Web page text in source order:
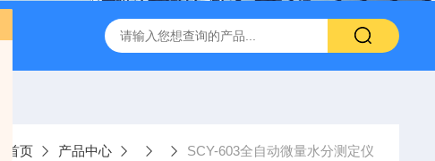
CS-300轨道式摇床 JKG-203新型冷原子吸收测汞仪
首页 产品中心 SCY-603全自动微量水分测定仪